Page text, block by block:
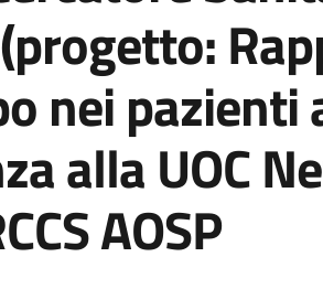
nei
alla UOC
AOSP